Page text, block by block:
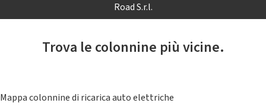
Road S.r.l.
Trova le colonnine più vicine.
Mappa colonnine di ricarica auto elettriche